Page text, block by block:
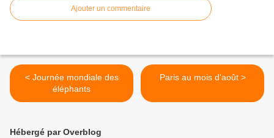
Ajouter un commentaire
< Journée mondiale des
éléphants
Paris au mois d'août >
Hébergé par Overblog